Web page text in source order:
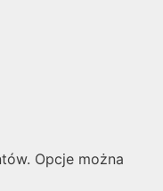
Opcje można